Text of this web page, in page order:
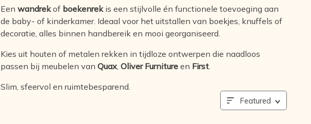
Eenwandrekof boekenrekis een stijlvolle én functionele toevoeging aan
de baby- of kinderkamer. Ideaal voor het uitstallen van boekjes, knuffels of
decoratie, alles binnen handbereik en mooi georganiseerd.
Kies uit houten of metalen rekken in tijdloze ontwerpen die naadloos
passen bij meubelen vanQuax,Oliver Furniture en First.
Slim, sfeervol en ruimtebesparend.
Featured